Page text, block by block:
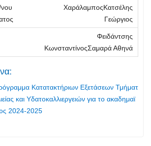
ΧαράλαμποςΚατσέλης
Γεώργιος
Φειδάντσης
ΚωνσταντίνοςΣαμαρά Αθηνά
Κατατακτήριων Εξετάσεων Τμήματ
και Υδατοκαλλιεργειών για το ακαδημαϊ
2024-2025